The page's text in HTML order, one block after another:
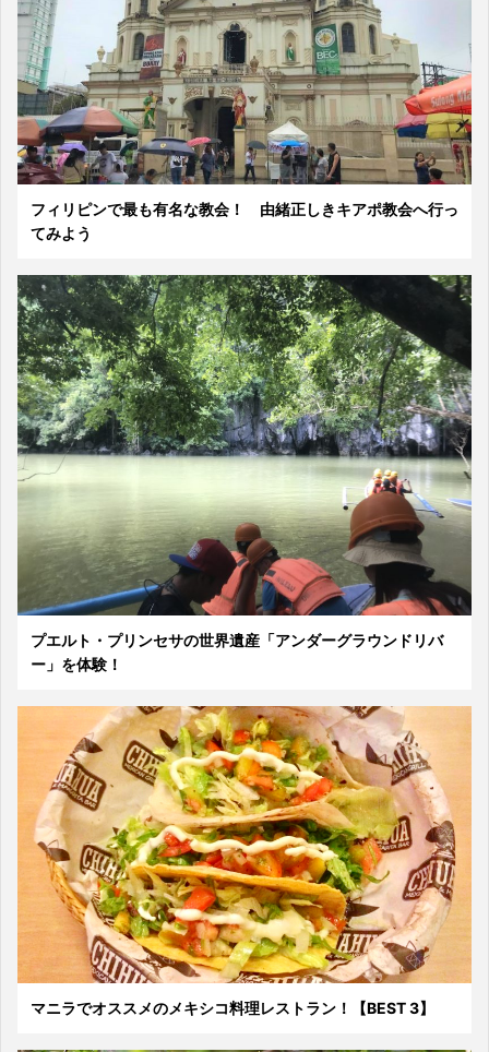
フィリピンで最も有名な教会！ 由緒正しきキアポ教会へ行っ
てみよう
プエルト・プリンセサの世界遺産「アンダーグラウンドリバ
ー」を体験！
マニラでオススメのメキシコ料理レストラン！【BEST 3】